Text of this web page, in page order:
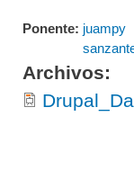
Ponente: juampy
Archivos: